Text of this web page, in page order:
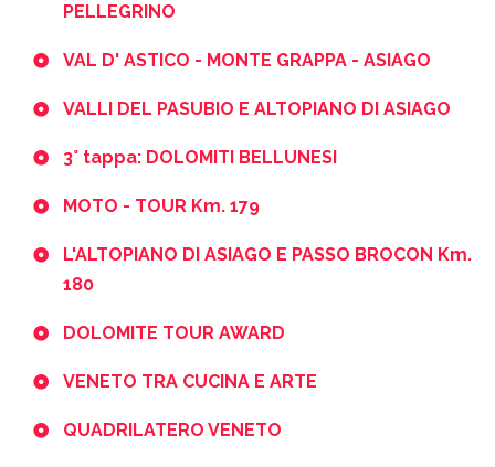
PELLEGRINO
VAL D' ASTICO - MONTE GRAPPA - ASIAGO
VALLI DEL PASUBIO E ALTOPIANO DI ASIAGO
3° tappa: DOLOMITI BELLUNESI
MOTO - TOUR Km. 179
L'ALTOPIANO DI ASIAGO E PASSO BROCON Km.
180
DOLOMITE TOUR AWARD
VENETO TRA CUCINA E ARTE
QUADRILATERO VENETO